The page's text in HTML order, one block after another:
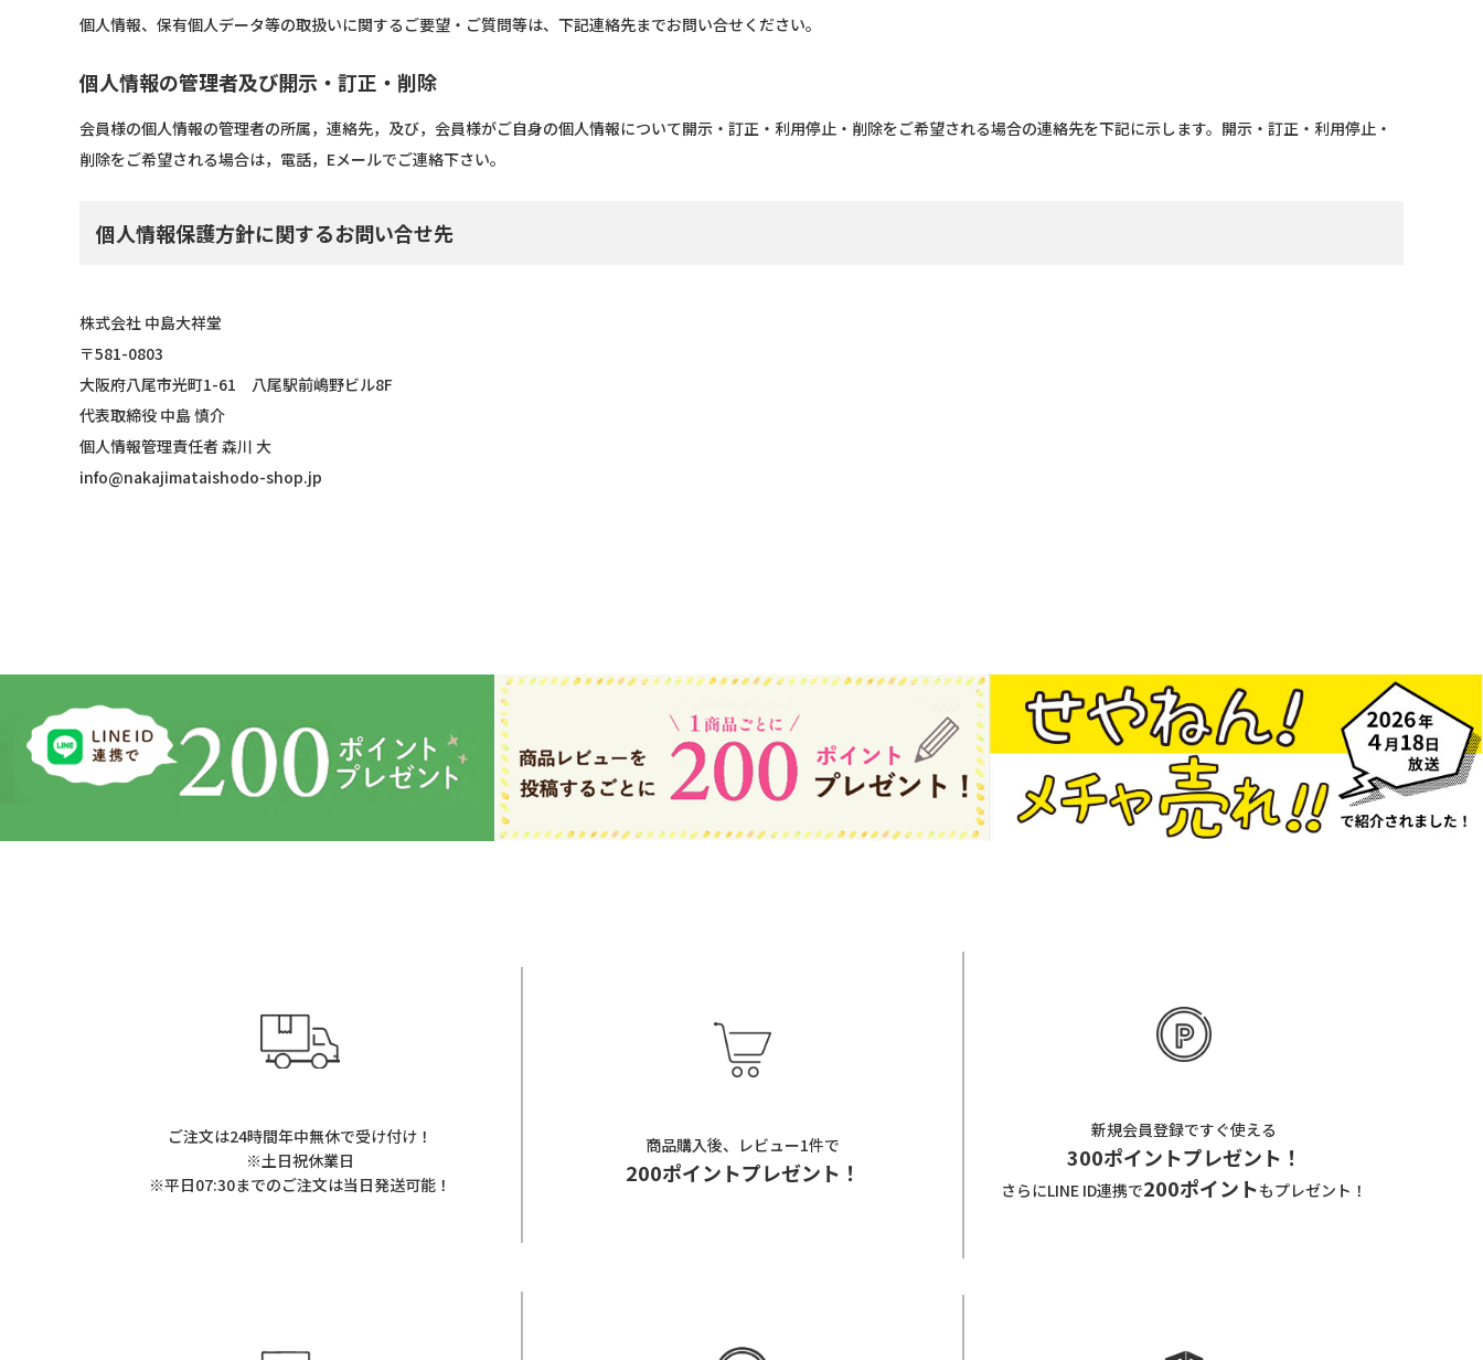
個人情報、保有個人データ等の取扱いに関するご要望・ご質問等は、下記連絡先までお問い合せください。
個人情報の管理者及び開示・訂正・削除
会員様の個人情報の管理者の所属，連絡先，及び，会員様がご自身の個人情報について開示・訂正・利用停止・削除をご希望される場合の連絡先を下記に示します。開示・訂正・利用停止・
削除をご希望される場合は，電話，Eメールでご連絡下さい。
個人情報保護方針に関するお問い合せ先
株式会社 中島大祥堂
581-0803
大阪府八尾市光町1-61 八尾駅前嶋野ビル8F
代表取締役 中島 慎介
個人情報管理責任者 森川 大
info@nakajimataishodo-shop.jp
ご注文は24時間年中無休で受け付け！
※土日祝休業日
※平日07:30までのご注文は当日発送可能！
商品購入後、レビュー1件で
200ポイントプレゼント！
新規会員登録ですぐ使える
300ポイントプレゼント！
さらにLINE ID連携で200ポイントもプレゼント！